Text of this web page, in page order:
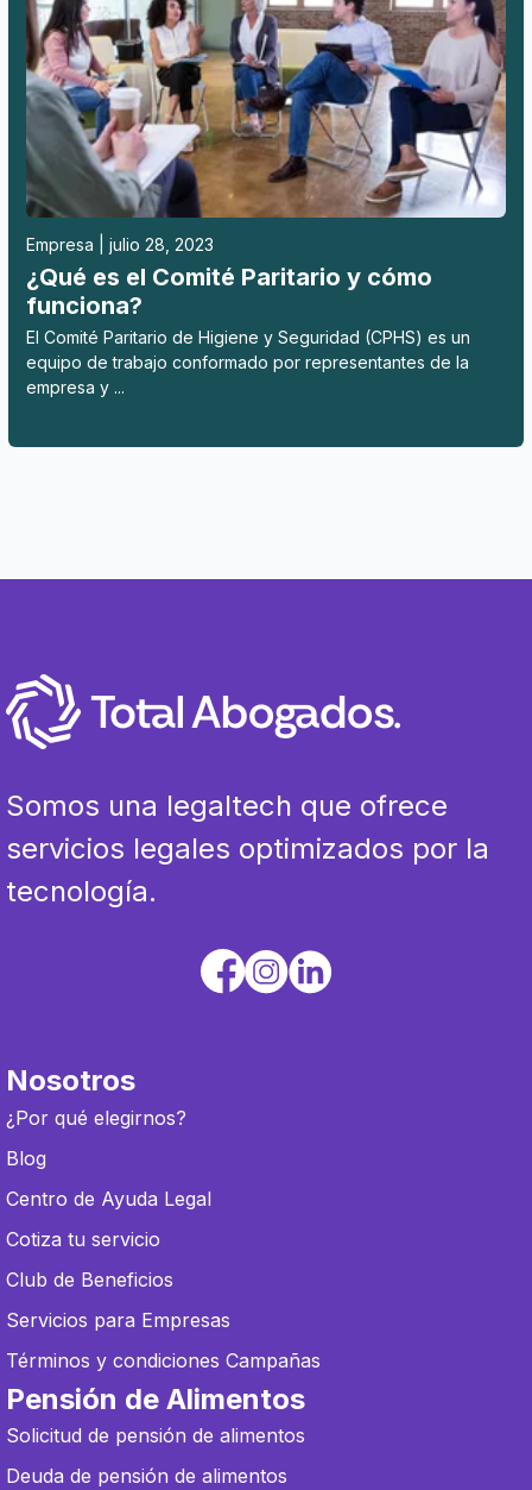
Empresa | julio 28, 2023
¿Qué es el Comité Paritario y cómo
funciona?
El Comité Paritario de Higiene y Seguridad (CPHS) es un
equipo de trabajo conformado por representantes de la
empresa y ...
Somos una legaltech que ofrece
servicios legales optimizados por la
tecnología.
Nosotros
¿Por qué elegirnos?
Blog
Centro de Ayuda Legal
Cotiza tu servicio
Club de Beneficios
Servicios para Empresas
Términos y condiciones Campañas
Pensión de Alimentos
Solicitud de pensión de alimentos
Deuda de pensión de alimentos